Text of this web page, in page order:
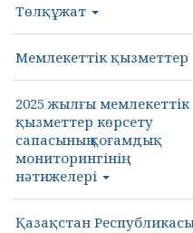
Төлқұжат
Мемлекеттік қызметтер
2025 жылғы мемлекеттік
қызметтер көрсету
сапасының қоғамдық
мониторингінің
нәтижелері
Қазақстан